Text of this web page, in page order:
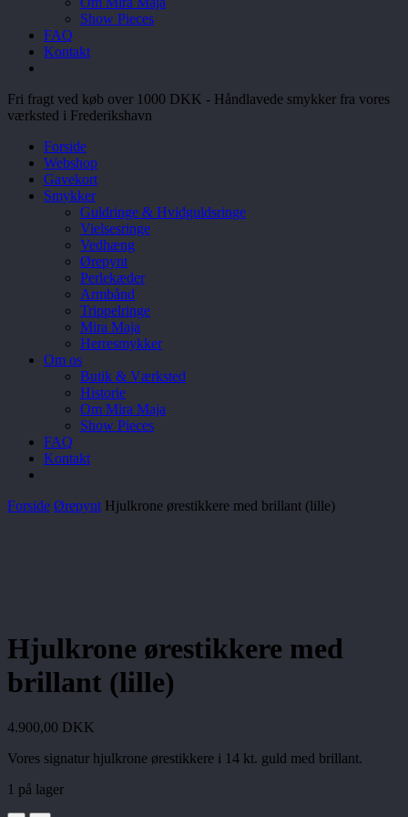
Show Pieces
FAQ
Kontakt
Fri fragt ved køb over 1000 DKK - Håndlavede smykker fra vores
værksted i Frederikshavn
Forside
Webshop
Gavekort
Smykker
Guldringe & Hvidguldsringe
Vielsesringe
Vedhæng
Ørepynt
Perlekæder
Armbånd
Trippelringe
Mira Maja
Herresmykker
Om os
Butik & Værksted
Historie
Om Mira Maja
Show Pieces
FAQ
Kontakt
Forside Ørepynt Hjulkrone ørestikkere med brillant (lille)
Hjulkrone ørestikkere med
brillant (lille)
4.900,00 DKK
Vores signatur hjulkrone ørestikkere i 14 kt. guld med brillant.
1 på lager